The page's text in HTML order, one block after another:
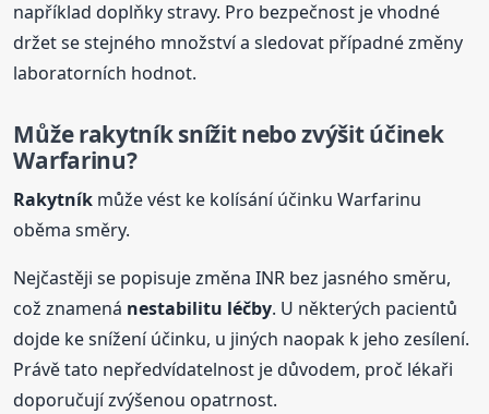
například doplňky stravy. Pro bezpečnost je vhodné
držet se stejného množství a sledovat případné změny
laboratorních hodnot.
Můžerakytníksnížit nebo zvýšit účinek
Warfarinu?
Rakytník může vést ke kolísání účinku Warfarinu
oběma směry.
Nejčastěji se popisuje změna INR bez jasného směru,
což znamená nestabilitu léčby. U některých pacientů
dojde ke snížení účinku, u jiných naopak k jeho zesílení.
Právě tato nepředvídatelnost je důvodem, proč lékaři
doporučují zvýšenou opatrnost.